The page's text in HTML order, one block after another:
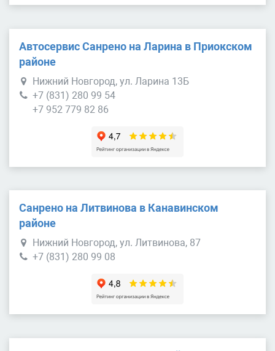
Автосервис Санрено на Ларина в Приокском
районе
Нижний Новгород, ул. Ларина 13Б
+7 (831) 280 99 54
+7 952 779 82 86
Санрено на Литвинова в Канавинском
районе
Нижний Новгород, ул. Литвинова, 87
+7 (831) 280 99 08